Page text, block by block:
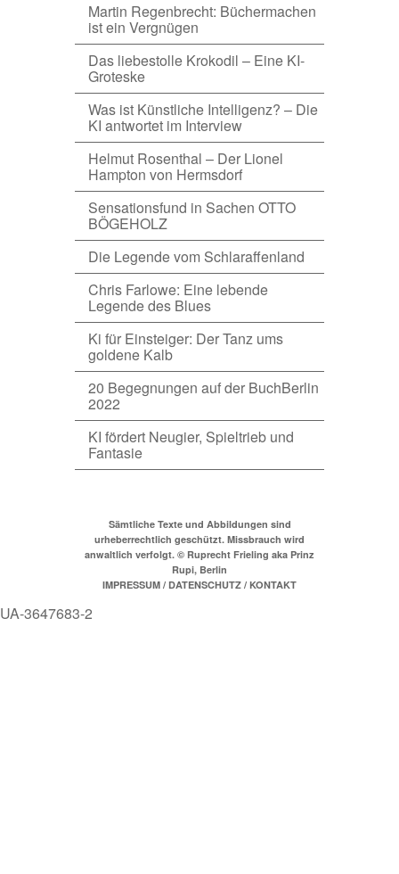
Martin Regenbrecht: Büchermachen
ist ein Vergnügen
Das liebestolle Krokodil – Eine KI-
Groteske
Was ist Künstliche Intelligenz? – Die
KI antwortet im Interview
Helmut Rosenthal – Der Lionel
Hampton von Hermsdorf
Sensationsfund in Sachen OTTO
BÖGEHOLZ
Die Legende vom Schlaraffenland
Chris Farlowe: Eine lebende
Legende des Blues
Ki für Einsteiger: Der Tanz ums
goldene Kalb
20 Begegnungen auf der BuchBerlin
2022
KI fördert Neugier, Spieltrieb und
Fantasie
Sämtliche Texte und Abbildungen sind
urheberrechtlich geschützt. Missbrauch wird
anwaltlich verfolgt. © Ruprecht Frieling aka Prinz
Rupi, Berlin
IMPRESSUM / DATENSCHUTZ / KONTAKT
UA-3647683-2